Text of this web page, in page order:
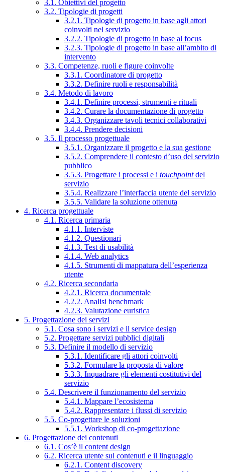
3.1. Obiettivi del progetto
3.2. Tipologie di progetti
3.2.1. Tipologie di progetto in base agli attori
coinvolti nel servizio
3.2.2. Tipologie di progetto in base al focus
3.2.3. Tipologie di progetto in base all’ambito di
intervento
3.3. Competenze, ruoli e figure coinvolte
3.3.1. Coordinatore di progetto
3.3.2. Definire ruoli e responsabilità
3.4. Metodo di lavoro
3.4.1. Definire processi, strumenti e rituali
3.4.2. Curare la documentazione di progetto
3.4.3. Organizzare tavoli tecnici collaborativi
3.4.4. Prendere decisioni
3.5. Il processo progettuale
3.5.1. Organizzare il progetto e la sua gestione
3.5.2. Comprendere il contesto d’uso del servizio
pubblico
3.5.3. Progettare i processi e i touchpointdel
servizio
3.5.4. Realizzare l’interfaccia utente del servizio
3.5.5. Validare la soluzione ottenuta
4. Ricerca progettuale
4.1. Ricerca primaria
4.1.1. Interviste
4.1.2. Questionari
4.1.3. Test di usabilità
4.1.4. Web analytics
4.1.5. Strumenti di mappatura dell’esperienza
utente
4.2. Ricerca secondaria
4.2.1. Ricerca documentale
4.2.2. Analisi benchmark
4.2.3. Valutazione euristica
5. Progettazione dei servizi
5.1. Cosa sono i servizi e il service design
5.2. Progettare servizi pubblici digitali
5.3. Definire il modello di servizio
5.3.1. Identificare gli attori coinvolti
5.3.2. Formulare la proposta di valore
5.3.3. Inquadrare gli elementi costitutivi del
servizio
5.4. Descrivere il funzionamento del servizio
5.4.1. Mappare l’ecosistema
5.4.2. Rappresentare i flussi di servizio
5.5. Co-progettare le soluzioni
5.5.1. Workshop di co-progettazione
6. Progettazione dei contenuti
6.1. Cos’è il content design
6.2. Ricerca utente sui contenuti e il linguaggio
6.2.1. Content discovery